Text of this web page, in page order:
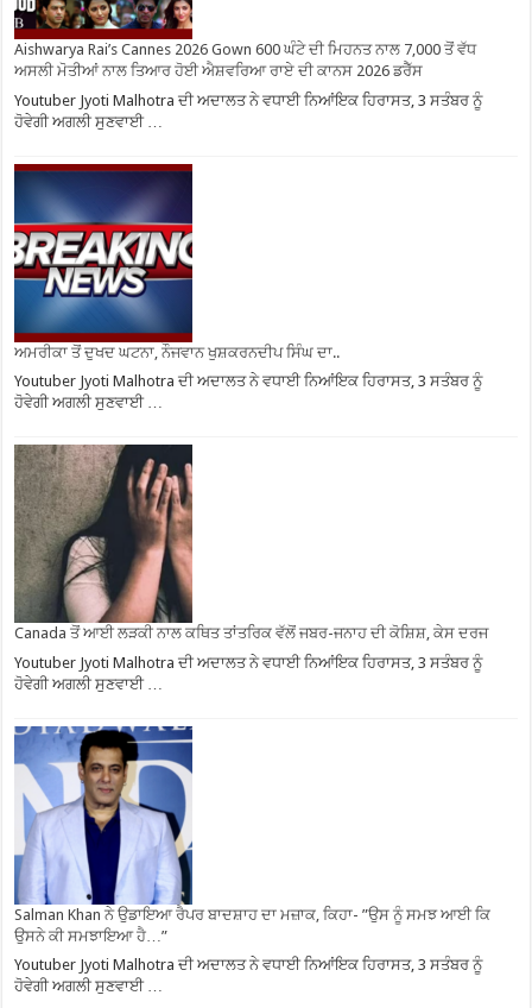
Aishwarya Rai’s Cannes 2026 Gown 600 ਘੰਟੇ ਦੀ ਮਿਹਨਤ ਨਾਲ 7,000 ਤੋਂ ਵੱਧ
ਅਸਲੀ ਮੋਤੀਆਂ ਨਾਲ ਤਿਆਰ ਹੋਈ ਐਸ਼ਵਰਿਆ ਰਾਏ ਦੀ ਕਾਨਸ 2026 ਡਰੈੱਸ
Youtuber Jyoti Malhotra ਦੀ ਅਦਾਲਤ ਨੇ ਵਧਾਈ ਨਿਆਂਇਕ ਹਿਰਾਸਤ, 3 ਸਤੰਬਰ ਨੂੰ
ਹੋਵੇਗੀ ਅਗਲੀ ਸੁਣਵਾਈ …
ਅਮਰੀਕਾ ਤੋਂ ਦੁਖਦ ਘਟਨਾ, ਨੌਜਵਾਨ ਖੁਸ਼ਕਰਨਦੀਪ ਸਿੰਘ ਦਾ..
Youtuber Jyoti Malhotra ਦੀ ਅਦਾਲਤ ਨੇ ਵਧਾਈ ਨਿਆਂਇਕ ਹਿਰਾਸਤ, 3 ਸਤੰਬਰ ਨੂੰ
ਹੋਵੇਗੀ ਅਗਲੀ ਸੁਣਵਾਈ …
Canada ਤੋਂ ਆਈ ਲੜਕੀ ਨਾਲ ਕਥਿਤ ਤਾਂਤਰਿਕ ਵੱਲੋਂ ਜਬਰ-ਜਨਾਹ ਦੀ ਕੋਸ਼ਿਸ਼, ਕੇਸ ਦਰਜ
Youtuber Jyoti Malhotra ਦੀ ਅਦਾਲਤ ਨੇ ਵਧਾਈ ਨਿਆਂਇਕ ਹਿਰਾਸਤ, 3 ਸਤੰਬਰ ਨੂੰ
ਹੋਵੇਗੀ ਅਗਲੀ ਸੁਣਵਾਈ …
Salman Khan ਨੇ ਉਡਾਇਆ ਰੈਪਰ ਬਾਦਸ਼ਾਹ ਦਾ ਮਜ਼ਾਕ, ਕਿਹਾ- ”ਉਸ ਨੂੰ ਸਮਝ ਆਈ ਕਿ
ਉਸਨੇ ਕੀ ਸਮਝਾਇਆ ਹੈ…”
Youtuber Jyoti Malhotra ਦੀ ਅਦਾਲਤ ਨੇ ਵਧਾਈ ਨਿਆਂਇਕ ਹਿਰਾਸਤ, 3 ਸਤੰਬਰ ਨੂੰ
ਹੋਵੇਗੀ ਅਗਲੀ ਸੁਣਵਾਈ …